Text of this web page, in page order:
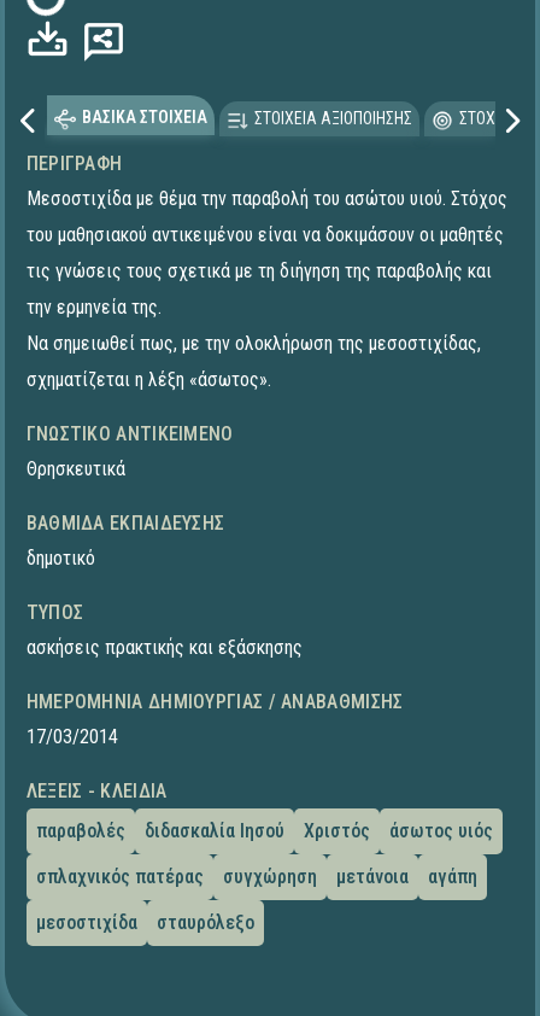
ΒΑΣΙΚΑ ΣΤΟΙΧΕΙΑ ΣΤΟΙΧΕΙΑ ΑΞΙΟΠΟΙΗΣΗΣ
ΠΕΡΙΓΡΑΦΉ
Μεσοστιχίδα με θέμα την παραβολή του ασώτου υιού. Στόχος
του μαθησιακού αντικειμένου είναι να δοκιμάσουν οι μαθητές
τις γνώσεις τους σχετικά με τη διήγηση της παραβολής και
την ερμηνεία της.
Να σημειωθεί πως, με την ολοκλήρωση της μεσοστιχίδας,
σχηματίζεται η λέξη «άσωτος».
ΓΝΩΣΤΙΚΌ ΑΝΤΙΚΕΊΜΕΝΟ
Θρησκευτικά
ΒΑΘΜΊΔΑ ΕΚΠΑΊΔΕΥΣΗΣ
δημοτικό
ΤΎΠΟΣ
ασκήσεις πρακτικής και εξάσκησης
ΗΜΕΡΟΜΗΝΊΑ ΔΗΜΙΟΥΡΓΊΑΣ / ΑΝΑΒΆΘΜΙΣΗΣ
17/03/2014
ΛΈΞΕΙΣ - ΚΛΕΙΔΙΆ
παραβολές
διδασκαλία Ιησού Χριστός
άσωτος υιός
σπλαχνικός πατέρας
συγχώρηση μετάνοια
αγάπη
μεσοστιχίδα
σταυρόλεξο